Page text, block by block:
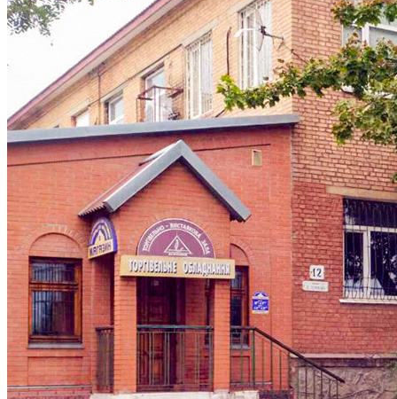
Кадрові зміни
Працевлаштування
Про глухих
Постаті в УТОГ
Все про УТОГ: ваші права, послуги та підтримка:
Важлива інформація
Благодійні справи
Історія глухих
Коронавірус
Брифінги
Корисні інформаційні матеріали від Т. Ломакіної
Офіційна інформація
Про УТОГ
Керівництво УТОГ
Громадські ради УТОГ ⩺
Всеукраїнська Рада голів обласних
організацій УТОГ
Всеукраїнська Рада ветеранів УТОГ
Всеукраїнська Рада перекладачів жестової
мови УТОГ
Всеукраїнська Рада директорів УТОГ
Всеукраїнська молодіжна Рада УТОГ